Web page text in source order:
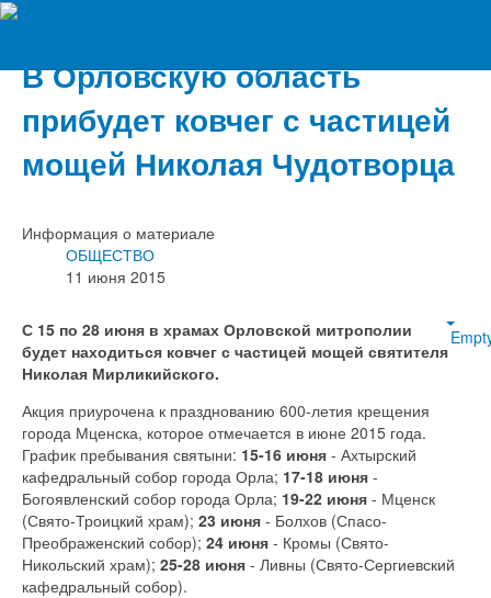
В Орловскую область
прибудет ковчег с частицей
мощей Николая Чудотворца
Информация о материале
ОБЩЕСТВО
11 июня 2015
С 15 по 28 июня в храмах Орловской митрополии
будет находиться ковчег с частицей мощей святителя
Николая Мирликийского.
Акция приурочена к празднованию 600-летия крещения
города Мценска, которое отмечается в июне 2015 года.
График пребывания святыни: 15-16 июня - Ахтырский
кафедральный собор города Орла; 17-18 июня -
Богоявленский собор города Орла; 19-22 июня - Мценск
(Свято-Троицкий храм); 23 июня - Болхов (Спасо-
Преображенский собор); 24 июня - Кромы (Свято-
Никольский храм); 25-28 июня - Ливны (Свято-Сергиевский
кафедральный собор).